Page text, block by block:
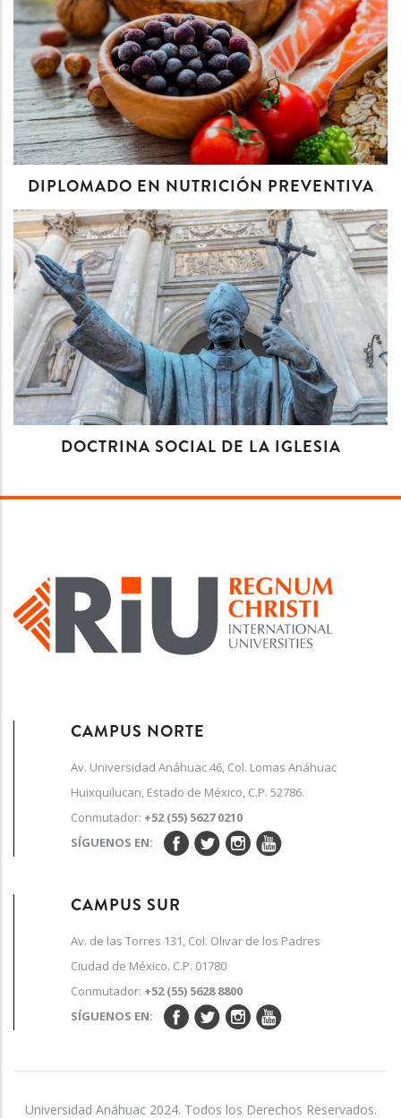
DIPLOMADO EN NUTRICIÓN PREVENTIVA
DOCTRINA SOCIAL DE LA IGLESIA
CAMPUS NORTE
Av. Universidad Anáhuac 46, Col. Lomas Anáhuac
Huixquilucan, Estado de México, C.P. 52786.
Conmutador: +52 (55) 5627 0210
SÍGUENOS EN:
CAMPUS SUR
Av. de las Torres 131, Col. Olivar de los Padres
Ciudad de México. C.P. 01780
Conmutador: +52 (55) 5628 8800
SÍGUENOS EN:
Universidad Anáhuac 2024. Todos los Derechos Reservados.